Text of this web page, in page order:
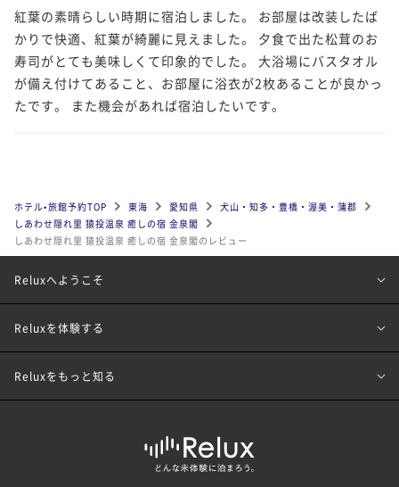
紅葉の素晴らしい時期に宿泊しました。 お部屋は改装したば
かりで快適、紅葉が綺麗に見えました。 夕食で出た松茸のお
寿司がとても美味しくて印象的でした。 大浴場にバスタオル
が備え付けてあること、お部屋に浴衣が2枚あることが良かっ
たです。 また機会があれば宿泊したいです。
ホテル•旅館予約TOP 東海 愛知県
犬山・知多・豊橋・渥美・蒲郡
しあわせ隠れ里 猿投温泉 癒しの宿 金泉閣
しあわせ隠れ里 猿投温泉 癒しの宿 金泉閣のレビュー
Reluxへようこそ
Reluxを体験する
Reluxをもっと知る